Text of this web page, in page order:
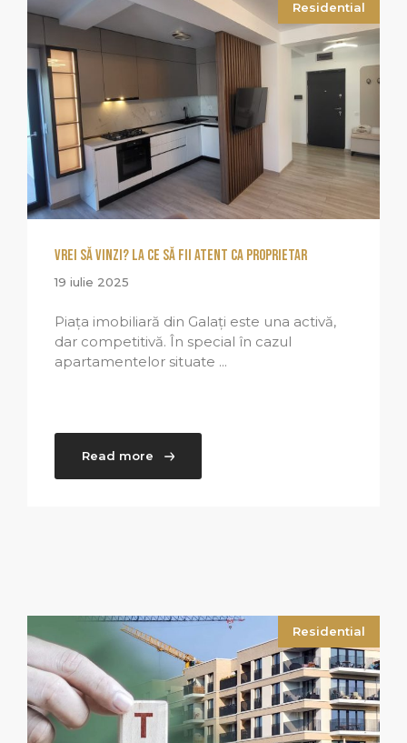
Residential
vrei să vinzi? La ce să fii atent ca proprietar
19 iulie 2025
Piața imobiliară din Galați este una activă,
dar competitivă. În special în cazul
apartamentelor situate ...
Read more
Residential